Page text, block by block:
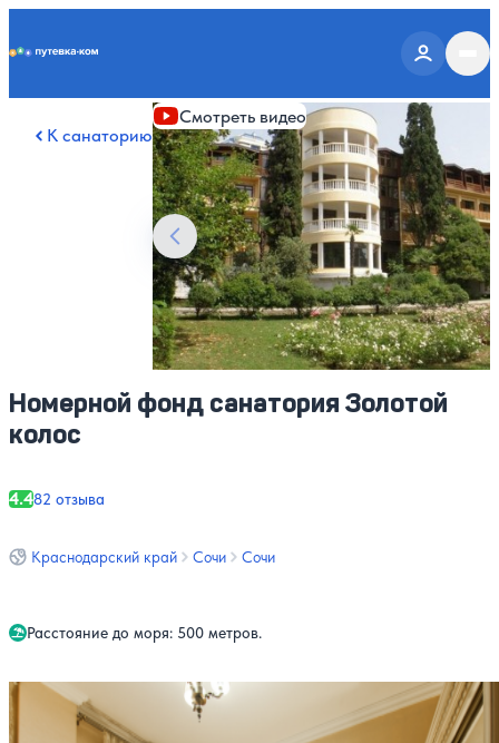
К санаторию
Смотреть видео
Смотреть все фото35
Номерной фонд санатория Золотой
колос
Краснодарский край Сочи Сочи
Расстояние до моря: 500 метров.
4.482 отзыва